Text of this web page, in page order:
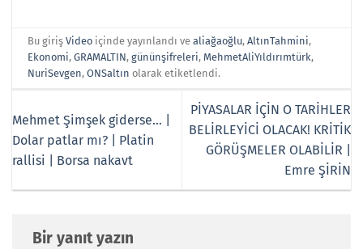
Bu girişVideo içinde yayınlandı vealiağaoğlu,AltınTahmini,
Ekonomi,GRAMALTIN,gününşifreleri,MehmetAliYıldırımtürk,
NuriSevgen,ONSaltın olarak etiketlendi.
Mehmet Şimşek giderse… |
Dolar patlar mı? | Platin
rallisi | Borsa nakavt
PİYASALAR İÇİN O TARİHLER
BELİRLEYİCİ OLACAK! KRİTİK
GÖRÜŞMELER OLABİLİR |
Emre ŞİRİN
Bir yanıt yazın